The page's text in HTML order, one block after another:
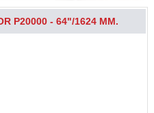
P20000 - 64"/1624 MM.